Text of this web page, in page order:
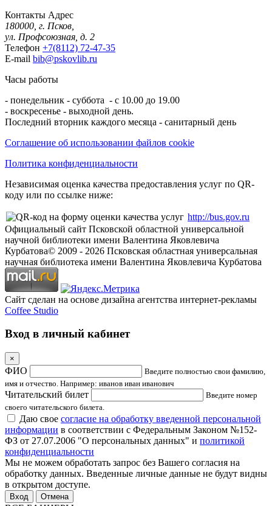
Контакты Адрес
180000, г. Псков,
ул. Профсоюзная, д. 2
Телефон +7(8112) 72-47-35
E-mail bib@pskovlib.ru
Часы работы
- понедельник - суббота - с 10.00 до 19.00
- воскресенье - выходной день.
Последний вторник каждого месяца - санитарный день
Соглашение об использовании файлов cookie
Политика конфиденциальности
Независимая оценка качества предоставления услуг по QR-
коду или по ссылке ниже:
http://bus.gov.ru
Официальный сайт Псковской областной универсальной
научной библиотеки имени Валентина Яковлевича
Курбатова© 2009 - 2026 Псковская областная универсальная
научная библиотека имени Валентина Яковлевича Курбатова
Сайт сделан на основе дизайна агентства интернет-рекламы
Coffee Studio
Вход в личный кабинет
×
ФИО
Введите полностью свои фамилию,
имя и отчество. Например: иванов иван иванович
Читательский билет
Введите номер
своего читательского билета.
Даю свое согласие на обработку введенной персональной
информации в соответствии с Федеральным Законом №152-
ФЗ от 27.07.2006 "О персональных данных" и политикой
конфиденциальности
Мы не можем обработать запрос без Вашего согласия на
обработку данных. Введенные личные данные не будут видны
в открытом доступе.
Отмена